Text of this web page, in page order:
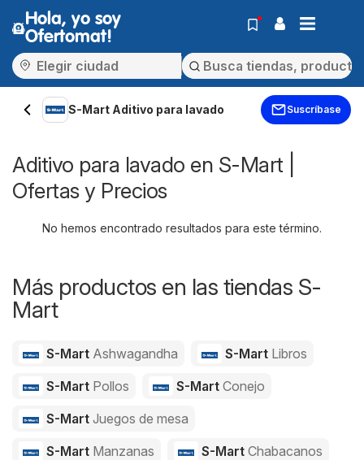
Hola, yo soy
Ofertomat!
S-Mart Aditivo para lavado Suscríbase
Aditivo para lavado en S-Mart |
Ofertas y Precios
No hemos encontrado resultados para este término.
Más productos en las tiendas S-
Mart
S-Mart Ashwagandha S-Mart Libros
S-Mart Pollos S-Mart Conejo
S-Mart Juegos de mesa
S-Mart Manzanas S-Mart Chabacanos